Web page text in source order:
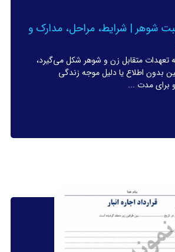
شوهر | شرایط، مراحل، مدارک و
تعهدات متقابل زن و شوهر شکل می‌گیرد،
بدون اطلاع یا دلیل موجه زندگی
برای مدت ...